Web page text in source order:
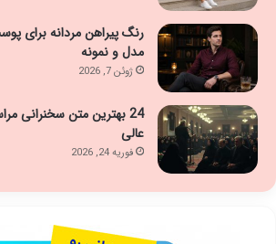
مدل و نمونه
ژوئن 7, 2026
عالی
فوریه 24, 2026